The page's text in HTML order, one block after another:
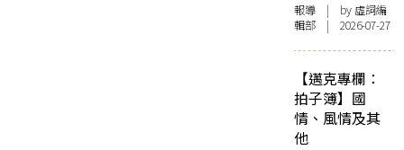
報導 | by 虛詞編
輯部 | 2026-07-27
【邁克專欄：
拍子簿】國
情、風情及其
他